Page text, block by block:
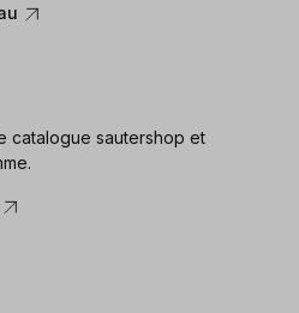
catalogue sautershop et